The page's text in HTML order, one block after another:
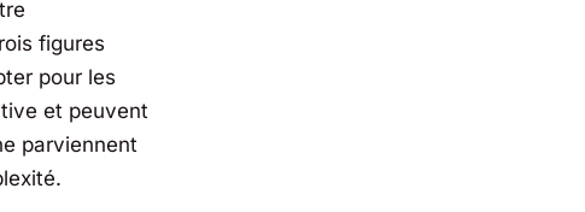
figures
pour les
et peuvent
parviennent